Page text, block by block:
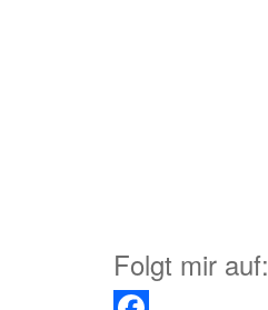
Folgt mir auf: